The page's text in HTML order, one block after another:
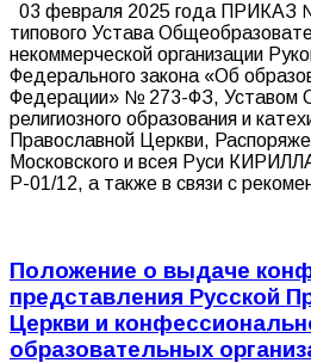
03 февраля 2025 года ПРИКАЗ
типового Устава
некоммерческой организации
Федерального закона «Об
Федерации» № 273-ФЗ, Уставом
религиозного образования и
Православной Церкви,
Московского и всея Руси
Р-01/12, а также в связи с
Положение о выдаче
представления Русской
Церкви и
образовательных